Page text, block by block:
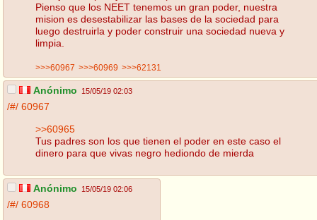
Pienso que los NEET tenemos un gran poder, nuestra
mision es desestabilizar las bases de la sociedad para
luego destruirla y poder construir una sociedad nueva y
limpia.
>>>60967 >>>60969 >>>62131
Anónimo 15/05/19 02:03
/#/ 60967
>>60965
Tus padres son los que tienen el poder en este caso el
dinero para que vivas negro hediondo de mierda
Anónimo 15/05/19 02:06
/#/ 60968